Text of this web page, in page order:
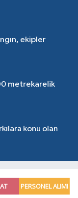
ekipler
metrekarelik
konu olan